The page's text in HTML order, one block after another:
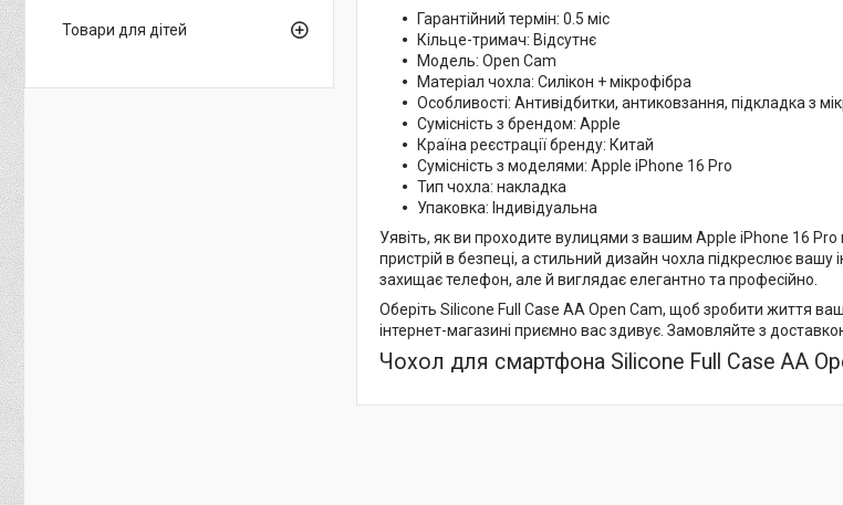
Гарантійний термін: 0.5 міс
Кільце-тримач: Відсутнє
Модель: Open Cam
Матеріал чохла: Силікон + мікрофібра
Особливості: Антивідбитки, антиковзання, підкладка з
Сумісність з брендом: Apple
Країна реєстрації бренду: Китай
Сумісність з моделями: Apple iPhone 16 Pro
Тип чохла: накладка
Упаковка: Індивідуальна
Уявіть, як ви проходите вулицями з вашим Apple iPhone 16
пристрій в безпеці, а стильний дизайн чохла підкреслює вашу
захищає телефон, але й виглядає елегантно та професійно.
Оберіть Silicone Full Case AA Open Cam, щоб зробити життя
інтернет-магазині приємно вас здивує. Замовляйте з
Чохол для смартфона Silicone Full Case AA
Товари для дітей